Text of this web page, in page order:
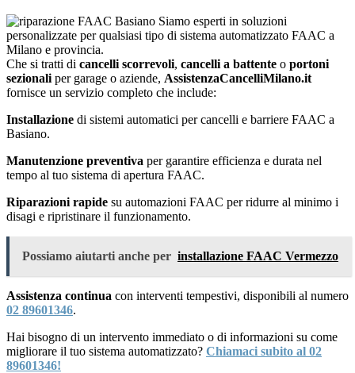
Siamo esperti in soluzioni
personalizzate per qualsiasi tipo di sistema automatizzato FAAC a
Milano e provincia.
Che si tratti di cancelli scorrevoli, cancelli a battente o portoni
sezionali per garage o aziende, AssistenzaCancelliMilano.it
fornisce un servizio completo che include:
Installazione di sistemi automatici per cancelli e barriere FAAC a
Basiano.
Manutenzione preventiva per garantire efficienza e durata nel
tempo al tuo sistema di apertura FAAC.
Riparazioni rapide su automazioni FAAC per ridurre al minimo i
disagi e ripristinare il funzionamento.
Possiamo aiutarti anche per installazione FAAC Vermezzo
Assistenza continua con interventi tempestivi, disponibili al numero
02 89601346.
Hai bisogno di un intervento immediato o di informazioni su come
migliorare il tuo sistema automatizzato? Chiamaci subito al 02
89601346!